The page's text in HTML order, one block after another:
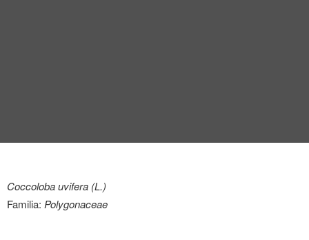
EVENTOS
Coccoloba uvifera (L.)
Familia: Polygonaceae